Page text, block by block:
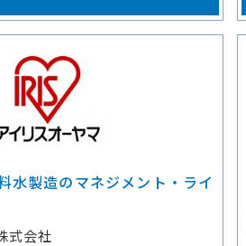
水製造のマネジメント・ライ
式会社